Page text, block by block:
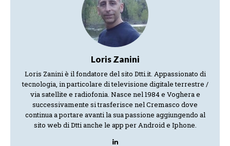
Loris Zanini
Loris Zanini è il fondatore del sito Dtti.it. Appassionato di
tecnologia, in particolare di televisione digitale terrestre /
via satellite e radiofonia. Nasce nel 1984 e Voghera e
successivamente si trasferisce nel Cremasco dove
continua a portare avanti la sua passione aggiungendo al
sito web di Dtti anche le app per Android e Iphone.